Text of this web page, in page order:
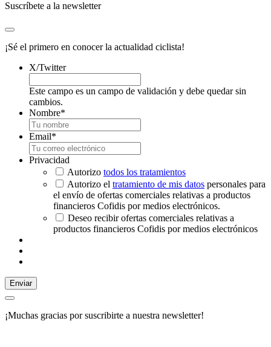
Suscríbete a la newsletter
¡Sé el primero en conocer la actualidad ciclista!
X/Twitter
Este campo es un campo de validación y debe quedar sin
cambios.
Nombre*
Email*
Privacidad
Autorizo todos los tratamientos
Autorizo el tratamiento de mis datos personales para
el envío de ofertas comerciales relativas a productos
financieros Cofidis por medios electrónicos.
Deseo recibir ofertas comerciales relativas a
productos financieros Cofidis por medios electrónicos
Enviar
¡Muchas gracias por suscribirte a nuestra newsletter!